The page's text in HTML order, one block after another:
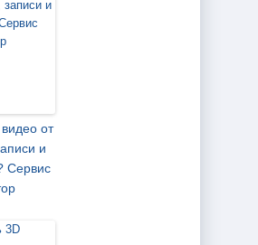
от
и
Cервис